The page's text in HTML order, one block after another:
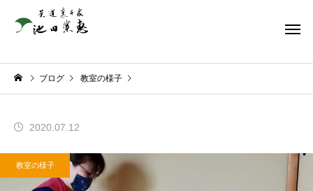
ブログ 教室の様子
2020.07.12
教室の様子